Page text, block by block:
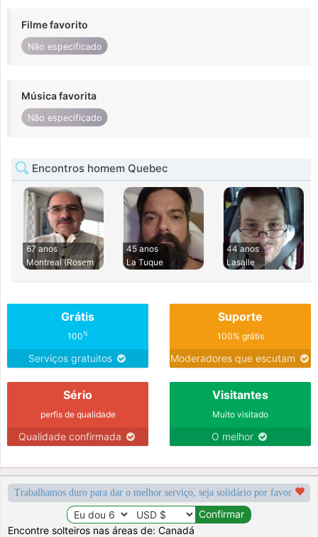
Filme favorito
Não especificado
Música favorita
Não especificado
Encontros homem Quebec
67 anos
Montreal (Rosem
45 anos
La Tuque
44 anos
Lasalle
Grátis
100%
Serviços gratuitos
Suporte
100% grátis
Moderadores que escutam
Sério
perfis de qualidade
Qualidade confirmada
Visitantes
Muito visitado
O melhor
Trabalhamos duro para dar o melhor serviço, seja solidário por favor
Encontre solteiros nas áreas de: Canadá